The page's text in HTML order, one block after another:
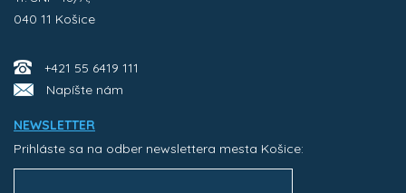
040 11 Košice
+421 55 6419 111
Napíšte nám
NEWSLETTER
Prihláste sa na odber newslettera mesta Košice: